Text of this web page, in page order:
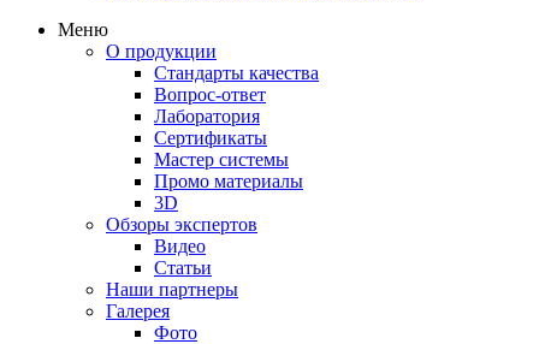
Меню
О продукции
Стандарты качества
Вопрос-ответ
Лаборатория
Сертификаты
Мастер системы
Промо материалы
3D
Обзоры экспертов
Видео
Статьи
Наши партнеры
Галерея
Фото